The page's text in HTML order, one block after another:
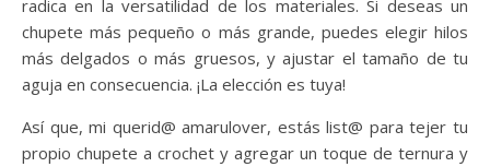
radica en la versatilidad de los materiales. Si deseas un
chupete más pequeño o más grande, puedes elegir hilos
más delgados o más gruesos, y ajustar el tamaño de tu
aguja en consecuencia. ¡La elección es tuya!
Así que, mi querid@ amarulover, estás list@ para tejer tu
propio chupete a crochet y agregar un toque de ternura y